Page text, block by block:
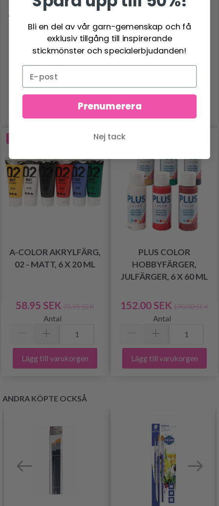
AQUARELL FÄRG, 24 ST
171.00 SEK
Antal
Lägg till varukorgen
178.00 SEK
Antal
Lägg till varukorgen
A-COLOR AKRYLFÄRG,
02 - MATT, 6 X 20 ML
58.95 SEK 73.95 SEK
Antal
Lägg till varukorgen
-20%
PLUS COLOR
HOBBYFÄRGER,
JULFÄRGER, 6 X 60 ML
152.00 SEK 190.00 SEK
Antal
Lägg till varukorgen
ANDRA KÖPTE OCKSÅ
Bli en del av vår garn-gemenskap och få
exklusiv tillgång till inspirerande
stickmönster och specialerbjudanden!
Prenumerera
Nej tack